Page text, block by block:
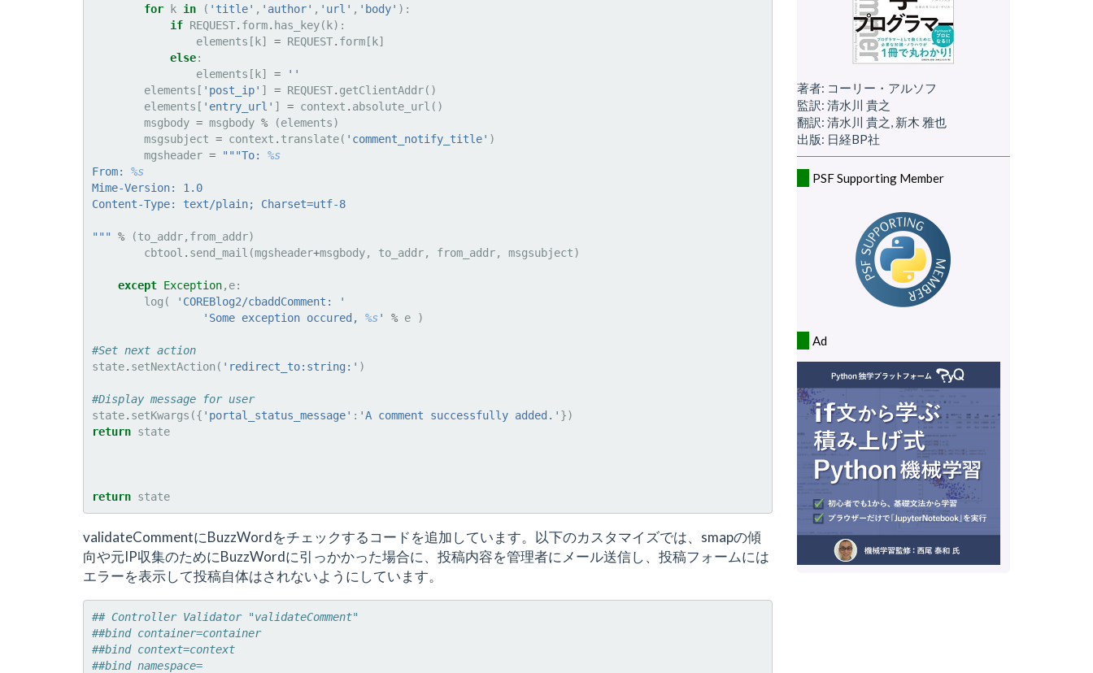
for k in ( 'title' , 'author' , 'url' , 'body' ):
if REQUEST. form. has_key(k):
elements [k] = REQUEST. form[k]
else:
elements [k] =
''
elements [ 'post_ip' ] = REQUEST. getClientAddr()
elements [ 'entry_url' ] = context . absolute_url ()
msgbody = msgbody % (elements)
msgsubject = context . translate( 'comment_notify_title' )
mgsheader = """To: %s
From: %s
Mime-Version: 1.0
Content-Type: text/plain; Charset=utf-8
""" % (to_addr, from_addr)
cbtool . send_mail (mgsheader+msgbody, to_addr, from_addr, msgsubject)
except Exception, e:
log (
'COREBlog2/cbaddComment: '
'Some exception occured, %s' % e )
#Set next action
state. setNextAction ( 'redirect_to:string:' )
#Display message for user
state. setKwargs ({ 'portal_status_message' : 'A comment successfully added.' })
return state
return state
validateCommentにBuzzWordをチェックするコードを追加しています。以下のカスタマイズでは、smapの傾
向や元IP収集のためにBuzzWordに引っかかった場合に、投稿内容を管理者にメール送信し、投稿フォームには
エラーを表示して投稿自体はされないようにしています。
## Controller Validator "validateComment"
##bind container=container
##bind context=context
##bind namespace=
著者: コーリー・アルソフ
監訳: 清水川 貴之
翻訳: 清水川 貴之, 新木 雅也
出版: 日経BP社
PSF Supporting Member
Ad